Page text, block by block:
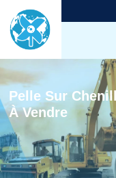
Pelle Sur
À Vendre